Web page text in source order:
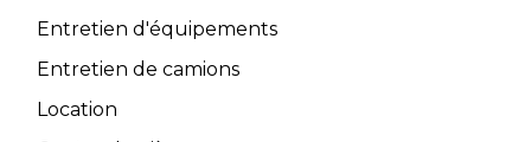
Entretien d'équipements
Entretien de camions
Location